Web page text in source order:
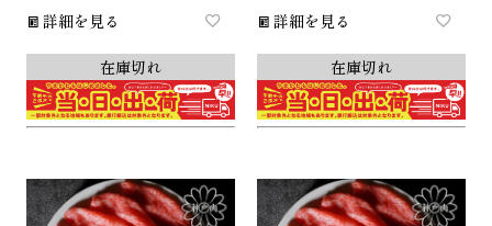
詳細を見る
在庫切れ
詳細を見る
在庫切れ